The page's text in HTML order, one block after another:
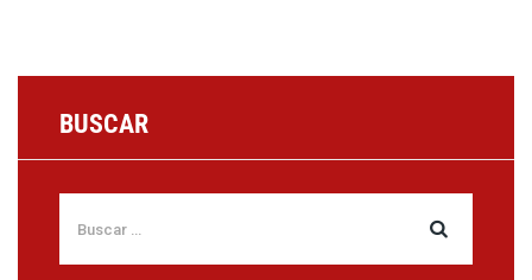
BUSCAR